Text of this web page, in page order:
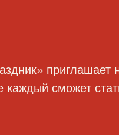
приглашает
каждый сможет